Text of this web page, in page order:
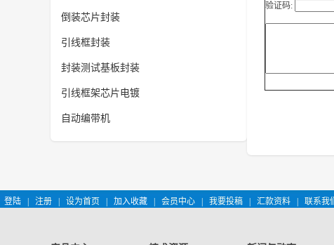
倒装芯片封装
引线框封装
封装测试基板封装
引线框架芯片电镀
自动编带机
验证码:
登陆 注册 设为首页 加入收藏 会员中心 我要投稿 汇款资料 联系我们